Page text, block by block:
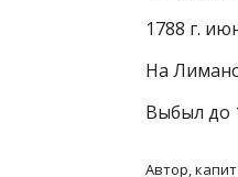
1788 г.
На
Выбыл до
Автор,